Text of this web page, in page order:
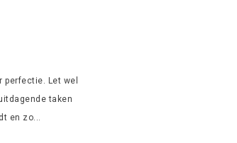
perfectie. Let wel
taken
en zo...